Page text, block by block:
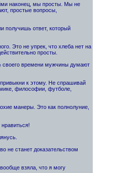
наконец, мы просты. Мы не
простые вопросы,
получишь ответ, который
Это не упрек, что хлеба нет на
просты.
времени мужчины думают
к этому. Не спрашивай
философии, футболе,
манеры. Это как полнолуние,
не станет доказательством
взяла, что я могу